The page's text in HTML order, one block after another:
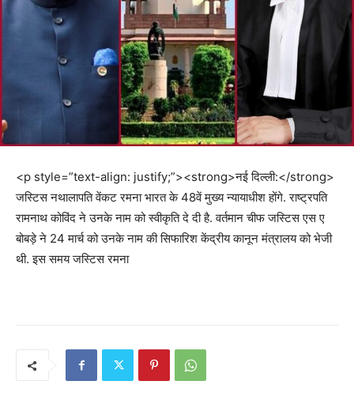
<p style=”text-align: justify;”><strong>नई दिल्ली:</strong>
जस्टिस नथालापति वेंकट रमना भारत के 48वें मुख्य न्यायाधीश होंगे. राष्ट्रपति
रामनाथ कोविंद ने उनके नाम को स्वीकृति दे दी है. वर्तमान चीफ जस्टिस एस ए
बोबड़े ने 24 मार्च को उनके नाम की सिफारिश केंद्रीय कानून मंत्रालय को भेजी
थी. इस समय जस्टिस रमना